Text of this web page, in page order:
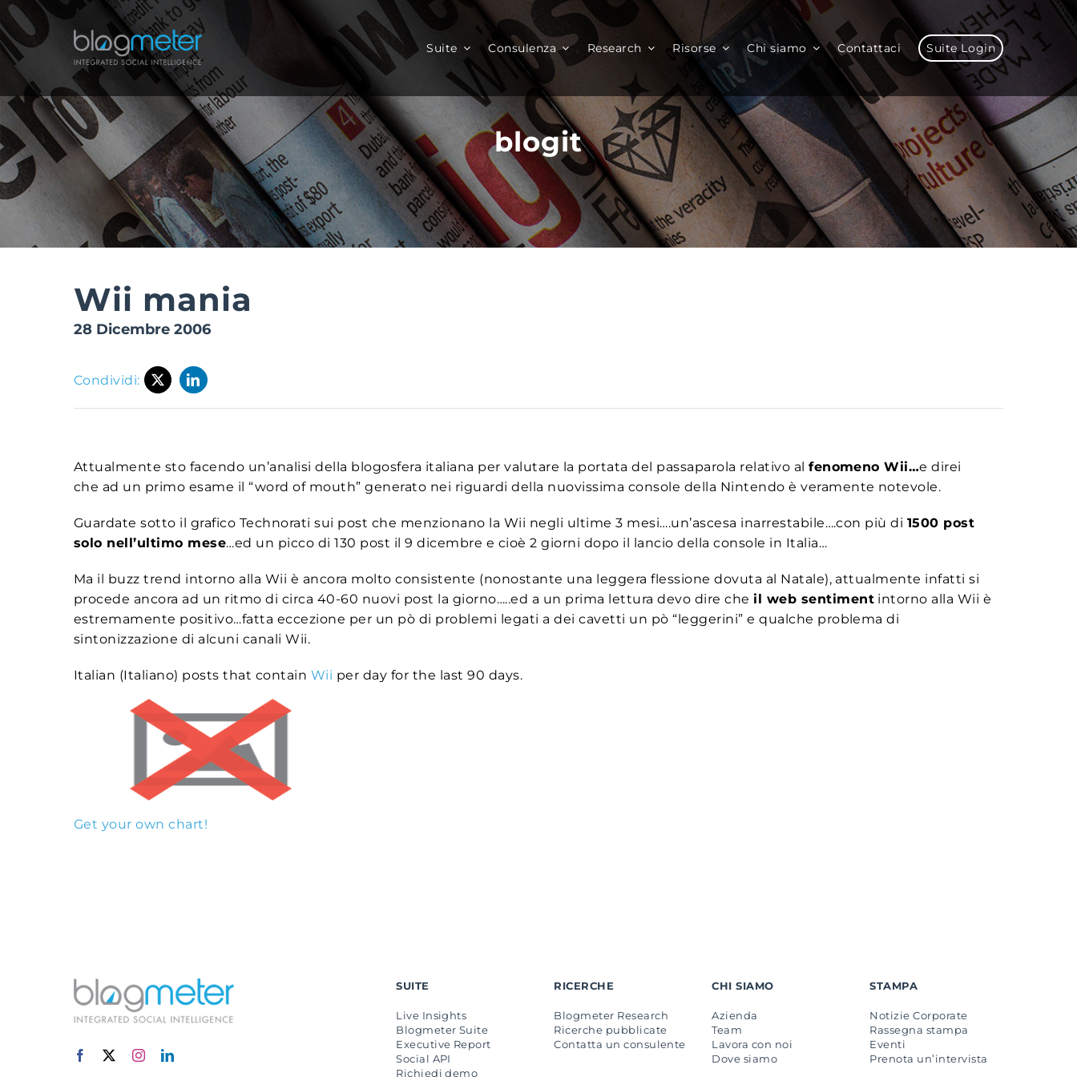
Salta
al
contenuto
Suite Consulenza Research Risorse Chi siamo Contattaci Suite Login
blogit
Wii mania
28 Dicembre 2006
Condividi:
Attualmente sto facendo un’analisi della blogosfera italiana per valutare la portata del passaparola relativo alfenomeno Wii…e direi
che ad un primo esame il “word of mouth” generato nei riguardi della nuovissima console della Nintendo è veramente notevole.
Guardate sotto il grafico Technorati sui post che menzionano la Wii negli ultime 3 mesi….un’ascesa inarrestabile….con più di 1500 post
solo nell’ultimo mese…ed un picco di 130 post il 9 dicembre e cioè 2 giorni dopo il lancio della console in Italia…
Ma il buzz trend intorno alla Wii è ancora molto consistente (nonostante una leggera flessione dovuta al Natale), attualmente infatti si
procede ancora ad un ritmo di circa 40-60 nuovi post la giorno…..ed a un prima lettura devo dire cheil web sentiment intorno alla Wii è
estremamente positivo…fatta eccezione per un pò di problemi legati a dei cavetti un pò “leggerini” e qualche problema di
sintonizzazione di alcuni canali Wii.
Italian (Italiano) posts that contain Wii per day for the last 90 days.
Get your own chart!
SUITE
Live Insights
Blogmeter Suite
Executive Report
Social API
Richiedi demo
RICERCHE
Blogmeter Research
Ricerche pubblicate
Contatta un consulente
CHI SIAMO
Azienda
Team
Lavora con noi
Dove siamo
STAMPA
Notizie Corporate
Rassegna stampa
Eventi
Prenota un’intervista